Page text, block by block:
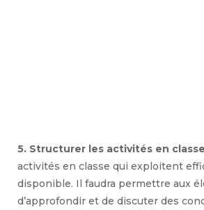
5. Structurer les activités en
activités en classe qui exploitent
disponible. Il faudra permettre aux
d’approfondir et de discuter des